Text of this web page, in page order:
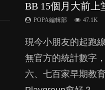
BB 15個月大前上
POPA編輯部 47.1K
現今小朋友的起跑
無官方的統計數字
六、七百家早期教
代獎勵與懲罰？
POPA編輯部 33.1K
由美國學者所創的
生以遊戲方式學習
顯比其他小朋友優
POPA編輯部 15.9K
後抑鬱，影響日常
殺，或傷害小朋友
後抑鬱往往難以察
的壓力與價值
POPA編輯部 25.8K
許多媽媽心底可能
好，還是在職好。
特狀況和考慮因素
放手？
POPA編輯部 25.5K
BB最喜歡隨手拿起
一旦養成吮手指的
來一刀切阻止他們